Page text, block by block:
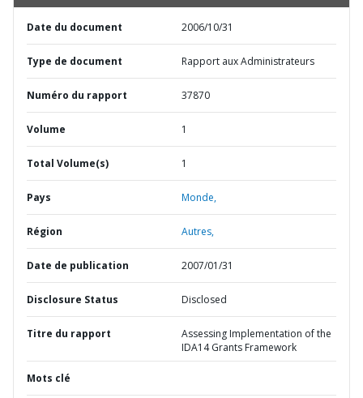
Date du document 2006/10/31
Type de document Rapport aux Administrateurs
Numéro du rapport 37870
Volume 1
Total Volume(s) 1
Pays Monde,
Région Autres,
Date de publication 2007/01/31
Disclosure Status Disclosed
Titre du rapport
Assessing Implementation of the
IDA14 Grants Framework
Mots clé